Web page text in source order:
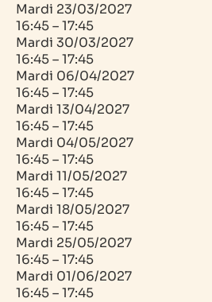
Mardi 23/03/2027
16:45 – 17:45
Mardi 30/03/2027
16:45 – 17:45
Mardi 06/04/2027
16:45 – 17:45
Mardi 13/04/2027
16:45 – 17:45
Mardi 04/05/2027
16:45 – 17:45
Mardi 11/05/2027
16:45 – 17:45
Mardi 18/05/2027
16:45 – 17:45
Mardi 25/05/2027
16:45 – 17:45
Mardi 01/06/2027
16:45 – 17:45